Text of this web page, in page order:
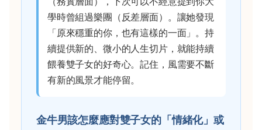
學時曾組過樂團（反差層面）。讓她發現
「原來穩重的你，也有這樣的一面」。持
續提供新的、微小的人生切片，就能持續
餵養雙子女的好奇心。記住，風需要不斷
有新的風景才能停留。
金牛男該怎麼應對雙子女的「情緒化」或